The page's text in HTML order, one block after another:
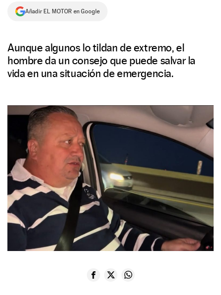
SÍGUENOS
Añadir EL MOTOR en Google
Aunque algunos lo tildan de extremo, el
hombre da un consejo que puede salvar la
vida en una situación de emergencia.